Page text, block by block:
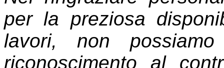
per la preziosa
lavori, non
riconoscimento al